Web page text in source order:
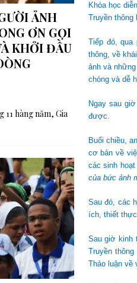
Khóa học
Truyền thông
Tiếp đó, qua
thông, về
ảnh và
chóng và dễ
Ngay sau
được.
Buổi chiều,
cơ bản về
các sinh hoạt
của bức ảnh
Sau đó, các
ích, thiết
Sau giờ kinh
Truyền
Thảo luận về
ẢNH
ƠN GỌI
KHỞI ĐẦU
11 hàng năm, Gia